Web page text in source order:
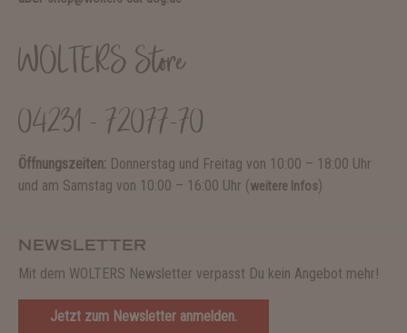
WOLTERS Store
04231 - 72077-70
Öffnungszeiten: Donnerstag und Freitag von 10:00 – 18:00 Uhr
und am Samstag von 10:00 – 16:00 Uhr (weitere Infos)
NEWSLETTER
Mit dem WOLTERS Newsletter verpasst Du kein Angebot mehr!
Jetzt zum Newsletter anmelden.